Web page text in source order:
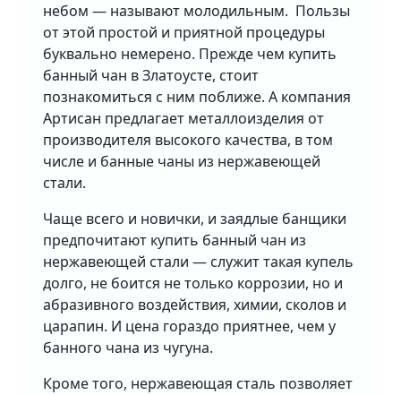
небом — называют молодильным. Пользы
от этой простой и приятной процедуры
буквально немерено. Прежде чем купить
банный чан в Златоусте, стоит
познакомиться с ним поближе. А компания
Артисан предлагает металлоизделия от
производителя высокого качества, в том
числе и банные чаны из нержавеющей
стали.
Чаще всего и новички, и заядлые банщики
предпочитают купить банный чан из
нержавеющей стали — служит такая купель
долго, не боится не только коррозии, но и
абразивного воздействия, химии, сколов и
царапин. И цена гораздо приятнее, чем у
банного чана из чугуна.
Кроме того, нержавеющая сталь позволяет